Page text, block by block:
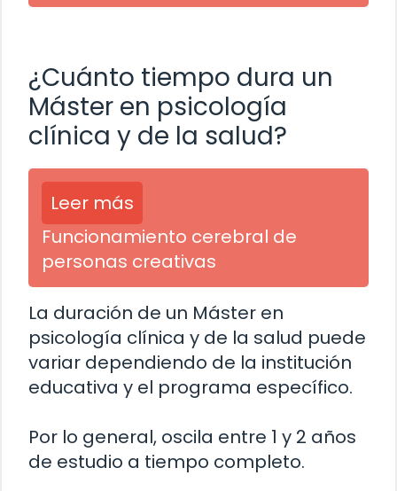
¿Cuánto tiempo dura un
Máster en psicología
clínica y de la salud?
Leer más
Funcionamiento cerebral de
personas creativas
La duración de un Máster en
psicología clínica y de la salud puede
variar dependiendo de la institución
educativa y el programa específico.
Por lo general, oscila entre 1 y 2 años
de estudio a tiempo completo.